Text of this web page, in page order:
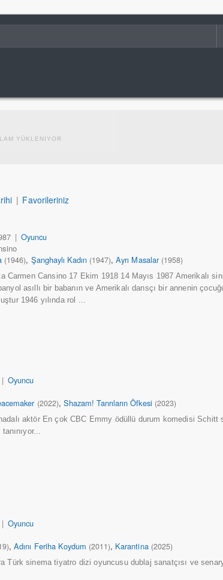
YÜKLENİYOR
| Favorileriniz
| Oyuncu
(1946), Şanghaylı Kadın (1947),Ayrı Masalar (1958)
Carmen Cansino 17 Ekim 1918 14 Mayıs 1987 Amerikalı
asıllı bir babanın ve Amerikalı dansçı bir annenin
1946 yılında rol ...
| Oyuncu
(2022), Shazam! Tanrıların Öfkesi (2023)
aktör En çok CBC Emmy ödüllü durum komedisi Schitt
| Oyuncu
,Adını Feriha Koydum (2011), Karantina (2025)
Türk sinema tiyatro dizi oyuncusu dublaj sanatçısı ve